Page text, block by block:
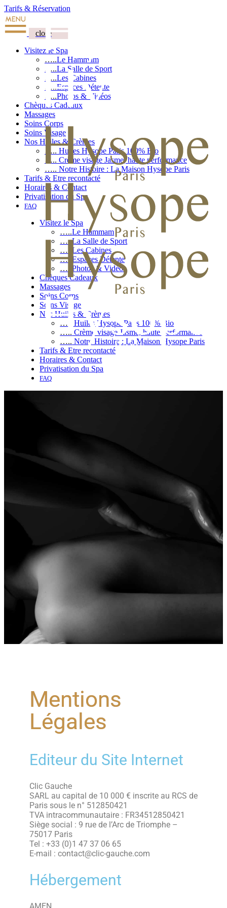
Tarifs & Réservation
close
Visitez le Spa
…..Le Hammam
…..La Salle de Sport
…..Les Cabines
…..Espaces Détente
…..Photos & Vidéos
Chèques Cadeaux
Massages
Soins Corps
Soins Visage
Nos Huiles & Crèmes
….. Huiles Hysope Paris 100% Bio
….. Crème visage Jasme, haute performance
….. Notre Histoire : La Maison Hysope Paris
Tarifs & Etre recontacté
Horaires & Contact
Privatisation du Spa
FAQ
Visitez le Spa
…..Le Hammam
…..La Salle de Sport
…..
Les Cabines
….. Espaces Détente
…..
Photos & Vidéos
Chèques Cadeaux
Massages
Soins Corps
Soins Visage
Nos Huiles & Crèmes
…..
Huiles Hysope Paris 100% Bio
….. Crème visage Jasme, haute performance
….. Notre Histoire : La Maison Hysope Paris
Tarifs & Etre recontacté
Horaires & Contact
Privatisation du Spa
FAQ
Mentions
Légales
Editeur du Site Internet
Clic Gauche
SARL au capital de 10 000 € inscrite au RCS de
Paris sous le n° 512850421
TVA intracommunautaire : FR34512850421
Siège social : 9 rue de l’Arc de Triomphe –
75017 Paris
Tel : +33 (0)1 47 37 06 65
E-mail : contact@clic-gauche.com
Hébergement